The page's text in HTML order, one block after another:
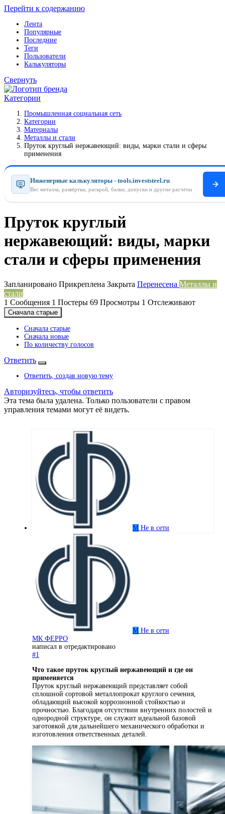
Перейти к содержанию
Лента
Популярные
Последние
Теги
Пользователи
Калькуляторы
Свернуть
Категории
Промышленная социальная сеть
Категории
Материалы
Металлы и стали
Пруток круглый нержавеющий: виды, марки стали и сферы
применения
Инженерные калькуляторы - tools.investsteel.ru
Вес металла, развёртки, раскрой, балки, допуски и другие расчёты
Пруток круглый
нержавеющий: виды, марки
стали и сферы применения
Запланировано Прикреплена Закрыта Перенесена Металлы и
стали
1 Сообщения 1 Постеры 69 Просмотры 1 Отслеживают
Сначала старые
Сначала старые
Сначала новые
По количеству голосов
Ответить
Ответить, создав новую тему
Авторизуйтесь, чтобы ответить
Эта тема была удалена. Только пользователи с правом
управления темами могут её видеть.
М Не в сети
М Не в сети
МК ФЕРРО
написал в отредактировано
#1
Что такое пруток круглый нержавеющий и где он
применяется
Пруток круглый нержавеющий представляет собой
сплошной сортовой металлопрокат круглого сечения,
обладающий высокой коррозионной стойкостью и
прочностью. Благодаря отсутствии внутренних полостей и
однородной структуре, он служит идеальной базовой
заготовкой для дальнейшего механического обработки и
изготовления ответственных деталей.